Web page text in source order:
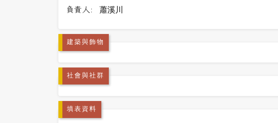
負責人: 蕭溪川
建築與飾物
社會與社群
填表資料